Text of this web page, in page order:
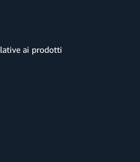
ai prodotti